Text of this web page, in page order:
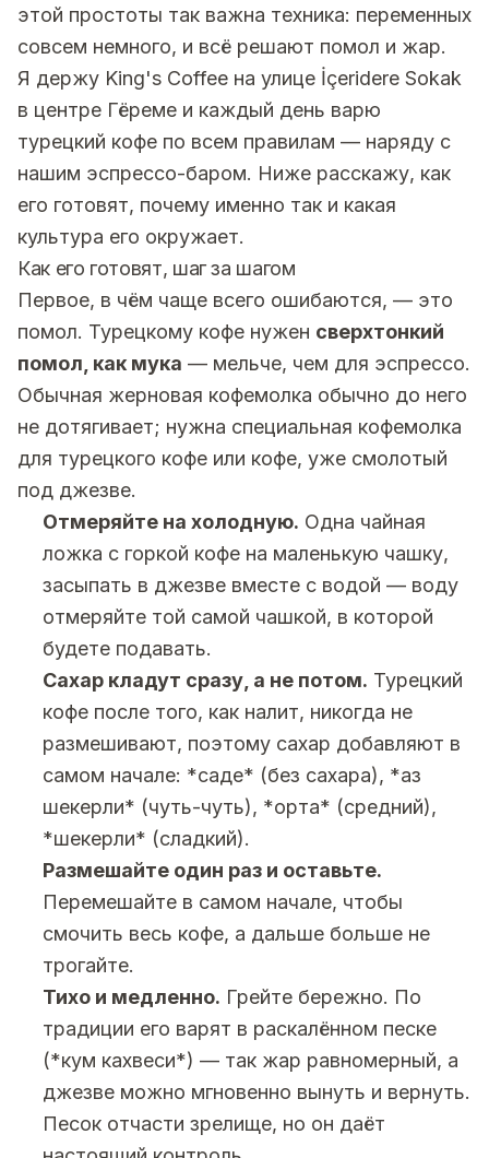
этой простоты так важна техника: переменных
совсем немного, и всё решают помол и жар.
Я держу King's Coffee на улице İçeridere Sokak
в центре Гёреме и каждый день варю
турецкий кофе по всем правилам — наряду с
нашим эспрессо-баром. Ниже расскажу, как
его готовят, почему именно так и какая
культура его окружает.
Как его готовят, шаг за шагом
Первое, в чём чаще всего ошибаются, — это
помол. Турецкому кофе нужен сверхтонкий
помол, как мука — мельче, чем для эспрессо.
Обычная жерновая кофемолка обычно до него
не дотягивает; нужна специальная кофемолка
для турецкого кофе или кофе, уже смолотый
под джезве.
Отмеряйте на холодную. Одна чайная
ложка с горкой кофе на маленькую чашку,
засыпать в джезве вместе с водой — воду
отмеряйте той самой чашкой, в которой
будете подавать.
Сахар кладут сразу, а не потом. Турецкий
кофе после того, как налит, никогда не
размешивают, поэтому сахар добавляют в
самом начале: *саде* (без сахара), *аз
шекерли* (чуть-чуть), *орта* (средний),
*шекерли* (сладкий).
Размешайте один раз и оставьте.
Перемешайте в самом начале, чтобы
смочить весь кофе, а дальше больше не
трогайте.
Тихо и медленно. Грейте бережно. По
традиции его варят в раскалённом песке
(*кум кахвеси*) — так жар равномерный, а
джезве можно мгновенно вынуть и вернуть.
Песок отчасти зрелище, но он даёт